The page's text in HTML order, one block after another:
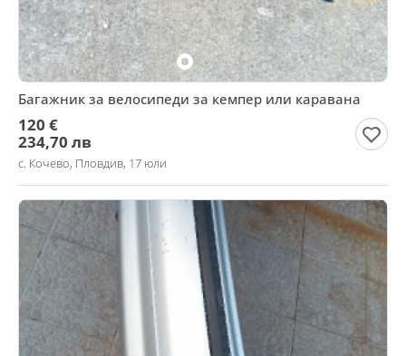
Багажник за велосипеди за кемпер или каравана
120 €
234,70 лв
с. Кочево, Пловдив, 17 юли